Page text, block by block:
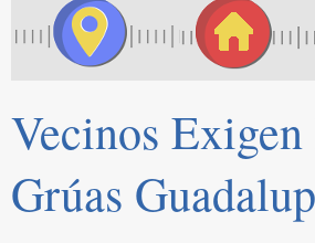
Vecinos
Grúas